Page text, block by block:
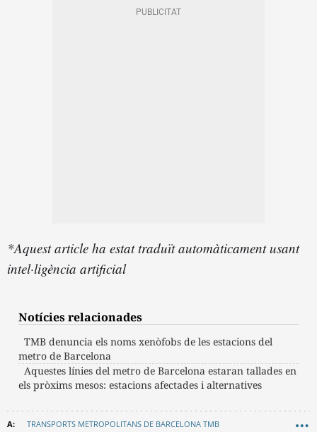
*Aquest article ha estat traduït automàticament usant
intel·ligència artificial
Notícies relacionades
TMB denuncia els noms xenòfobs de les estacions del
metro de Barcelona
Aquestes línies del metro de Barcelona estaran tallades en
els pròxims mesos: estacions afectades i alternatives
TRANSPORTS METROPOLITANS DE BARCELONA TMB